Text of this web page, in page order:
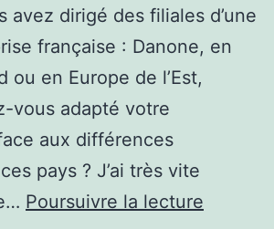
avez dirigé des filiales d’une
française : Danone, en
ou en Europe de l’Est,
vous adapté votre
aux différences
pays ? J’ai très vite
Poursuivre la lecture